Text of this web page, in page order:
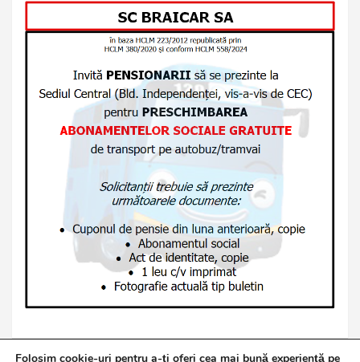
Folosim cookie-uri pentru a-ți oferi cea mai bună experiență pe